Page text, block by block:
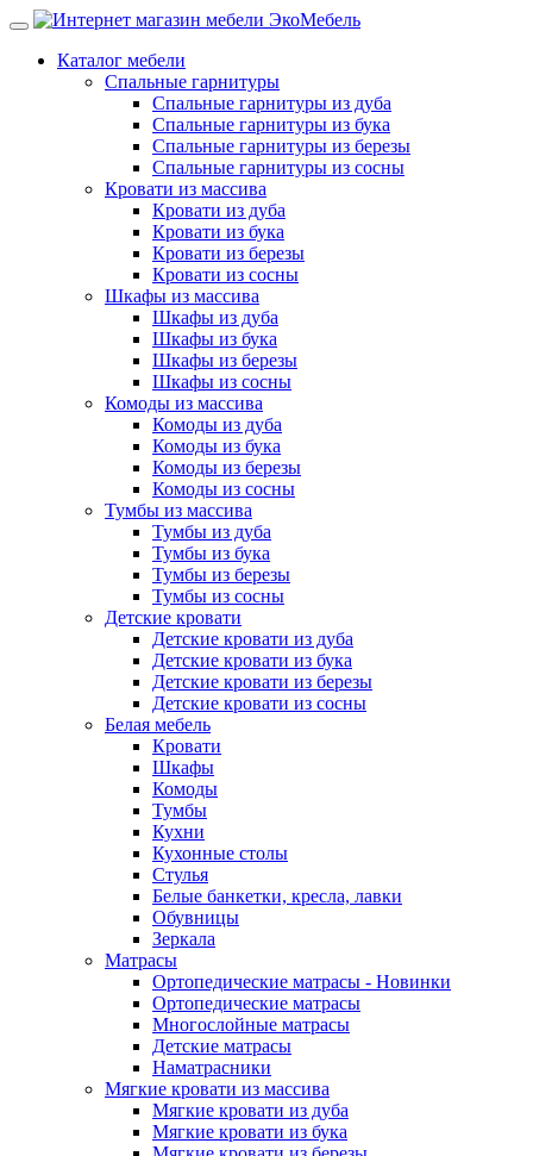
Каталог мебели
Спальные гарнитуры
Спальные гарнитуры из дуба
Спальные гарнитуры из бука
Спальные гарнитуры из березы
Спальные гарнитуры из сосны
Кровати из массива
Кровати из дуба
Кровати из бука
Кровати из березы
Кровати из сосны
Шкафы из массива
Шкафы из дуба
Шкафы из бука
Шкафы из березы
Шкафы из сосны
Комоды из массива
Комоды из дуба
Комоды из бука
Комоды из березы
Комоды из сосны
Тумбы из массива
Тумбы из дуба
Тумбы из бука
Тумбы из березы
Тумбы из сосны
Детские кровати
Детские кровати из дуба
Детские кровати из бука
Детские кровати из березы
Детские кровати из сосны
Белая мебель
Кровати
Шкафы
Комоды
Тумбы
Кухни
Кухонные столы
Стулья
Белые банкетки, кресла, лавки
Обувницы
Зеркала
Матрасы
Ортопедические матрасы - Новинки
Ортопедические матрасы
Многослойные матрасы
Детские матрасы
Наматрасники
Мягкие кровати из массива
Мягкие кровати из дуба
Мягкие кровати из бука